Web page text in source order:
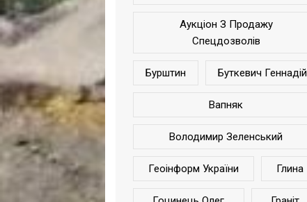
Аукціон З Продажу
Спецдозволів
Бурштин Буткевич Геннадій
Вапняк
Володимир Зеленський
Геоінформ України Глина